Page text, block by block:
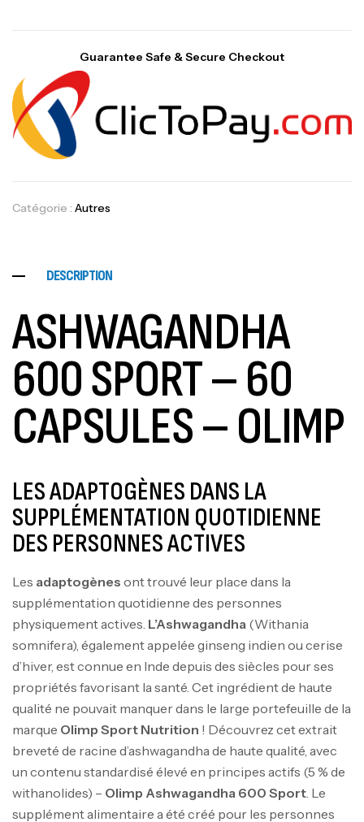
Guarantee Safe & Secure Checkout
Catégorie : Autres
DESCRIPTION
ASHWAGANDHA
600 SPORT – 60
CAPSULES – OLIMP
LES ADAPTOGÈNES DANS LA
SUPPLÉMENTATION QUOTIDIENNE
DES PERSONNES ACTIVES
Les adaptogènes ont trouvé leur place dans la
supplémentation quotidienne des personnes
physiquement actives. L’Ashwagandha (Withania
somnifera), également appelée ginseng indien ou cerise
d’hiver, est connue en Inde depuis des siècles pour ses
propriétés favorisant la santé. Cet ingrédient de haute
qualité ne pouvait manquer dans le large portefeuille de la
marque Olimp Sport Nutrition ! Découvrez cet extrait
breveté de racine d’ashwagandha de haute qualité, avec
un contenu standardisé élevé en principes actifs (5 % de
withanolides) – Olimp Ashwagandha 600 Sport. Le
supplément alimentaire a été créé pour les personnes